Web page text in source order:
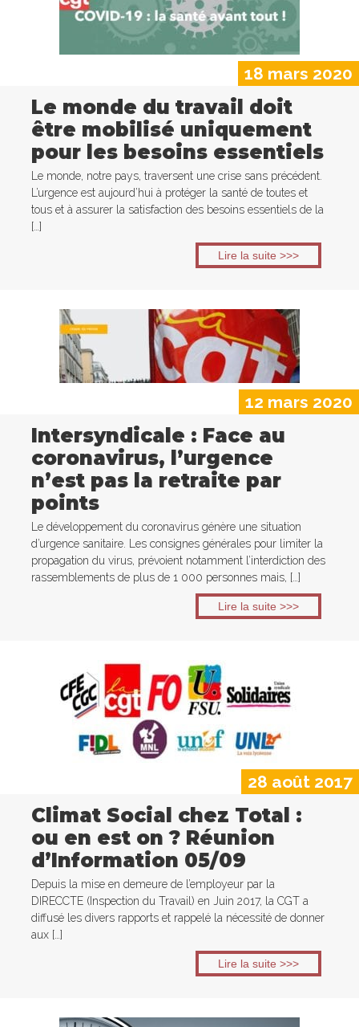
18 mars 2020
Le monde du travail doit
être mobilisé uniquement
pour les besoins essentiels
Le monde, notre pays, traversent une crise sans précédent.
L’urgence est aujourd’hui à protéger la santé de toutes et
tous et à assurer la satisfaction des besoins essentiels de la
[…]
Lire la suite >>>
12 mars 2020
Intersyndicale : Face au
coronavirus, l’urgence
n’est pas la retraite par
points
Le développement du coronavirus génère une situation
d’urgence sanitaire. Les consignes générales pour limiter la
propagation du virus, prévoient notamment l’interdiction des
rassemblements de plus de 1 000 personnes mais, […]
Lire la suite >>>
28 août 2017
Climat Social chez Total :
ou en est on ? Réunion
d’Information 05/09
Depuis la mise en demeure de l’employeur par la
DIRECCTE (Inspection du Travail) en Juin 2017, la CGT a
diffusé les divers rapports et rappelé la nécessité de donner
aux […]
Lire la suite >>>